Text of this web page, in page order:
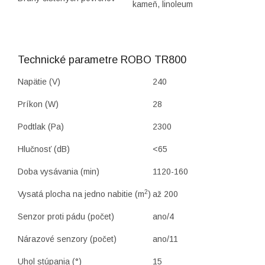
kameň, linoleum
Technické parametre ROBO TR800
Napätie (V) 240
Príkon (W) 28
Podtlak (Pa) 2300
Hlučnosť (dB) <65
Doba vysávania (min) 1120-160
Vysatá plocha na jedno nabitie (m2) až 200
Senzor proti pádu (počet) ano/4
Nárazové senzory (počet) ano/11
Uhol stúpania (°) 15